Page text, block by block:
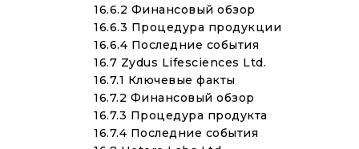
16.6.2 Финансовый обзор
16.6.3 Процедура продукции
16.6.4 Последние события
16.7 Zydus Lifesciences Ltd.
16.7.1 Ключевые факты
16.7.2 Финансовый обзор
16.7.3 Процедура продукта
16.7.4 Последние события